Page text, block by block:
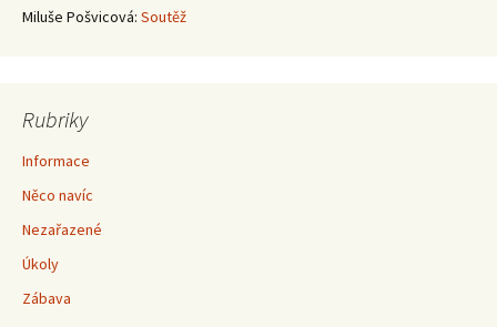
Miluše Pošvicová: Soutěž
Rubriky
Informace
Něco navíc
Nezařazené
Úkoly
Zábava